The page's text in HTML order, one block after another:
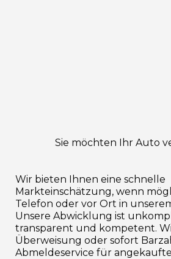
Sie möchten Ihr Auto
Wir bieten Ihnen eine schnelle
Markteinschätzung, wenn
Telefon oder vor Ort in
Unsere Abwicklung ist
transparent und kompetent.
Überweisung oder sofort
Abmeldeservice für